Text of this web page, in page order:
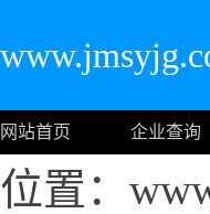
网站首页 企业查询
位置：